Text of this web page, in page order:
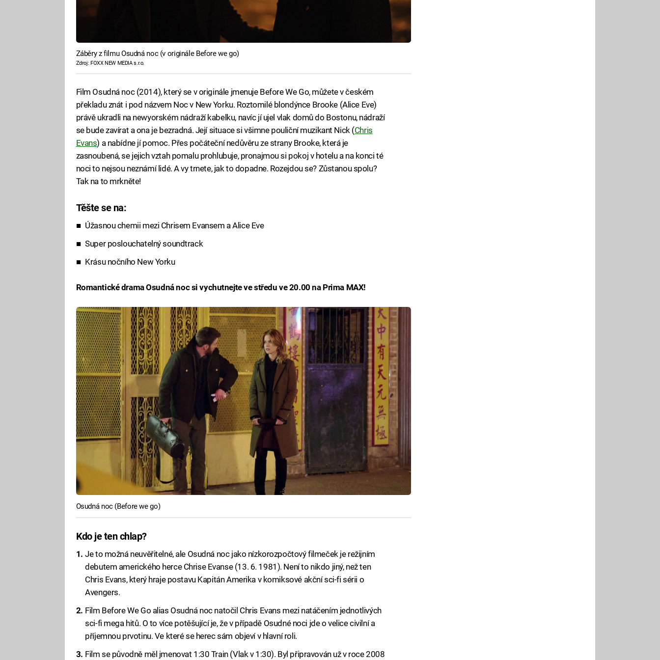
Záběry z filmu Osudná noc (v originále Before we go)
Zdroj: FOXX NEW MEDIA s.r.o.
Film Osudná noc (2014), který se v originále jmenuje Before We Go, můžete v českém
překladu znát i pod názvem Noc v New Yorku. Roztomilé blondýnce Brooke (Alice Eve)
právě ukradli na newyorském nádraží kabelku, navíc jí ujel vlak domů do Bostonu, nádraží
se bude zavírat a ona je bezradná. Její situace si všimne pouliční muzikant Nick (Chris
Evans) a nabídne jí pomoc. Přes počáteční nedůvěru ze strany Brooke, která je
zasnoubená, se jejich vztah pomalu prohlubuje, pronajmou si pokoj v hotelu a na konci té
noci to nejsou neznámí lidé. A vy trnete, jak to dopadne. Rozejdou se? Zůstanou spolu?
Tak na to mrkněte!
Těšte se na:
Úžasnou chemii mezi Chrisem Evansem a Alice Eve
Super poslouchatelný soundtrack
Krásu nočního New Yorku
Romantické drama Osudná noc si vychutnejte ve středu ve 20.00 na Prima MAX!
Osudná noc (Before we go)
Kdo je ten chlap?
Je to možná neuvěřitelné, ale Osudná noc jako nízkorozpočtový filmeček je režijním
debutem amerického herce Chrise Evanse (13. 6. 1981). Není to nikdo jiný, než ten
Chris Evans, který hraje postavu Kapitán Amerika v komiksové akční sci-fi sérii o
Avengers.
Film Before We Go alias Osudná noc natočil Chris Evans mezi natáčením jednotlivých
sci-fi mega hitů. O to více potěšující je, že v případě Osudné noci jde o velice civilní a
příjemnou prvotinu. Ve které se herec sám objeví v hlavní roli.
Film se původně měl jmenovat 1:30 Train (Vlak v 1:30). Byl připravován už v roce 2008